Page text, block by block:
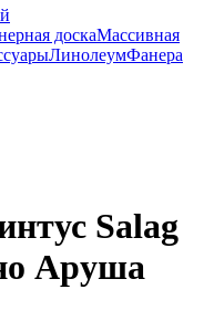
доскаМассивная
ЛинолеумФанера
Salag
Аруша